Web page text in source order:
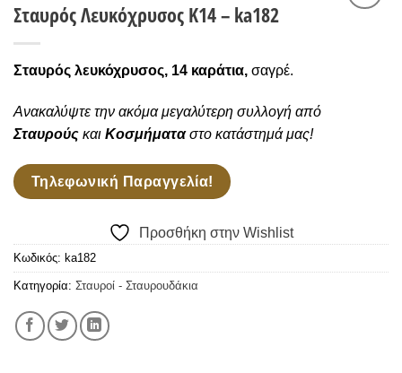
Σταυρός Λευκόχρυσος K14 – ka182
Σταυρός λευκόχρυσος, 14 καράτια, σαγρέ.
Ανακαλύψτε την ακόμα μεγαλύτερη συλλογή από
Σταυρούς και Κοσμήματαστο κατάστημά μας!
Τηλεφωνική Παραγγελία!
Προσθήκη στην Wishlist
Κωδικός: ka182
Κατηγορία: Σταυροί - Σταυρουδάκια